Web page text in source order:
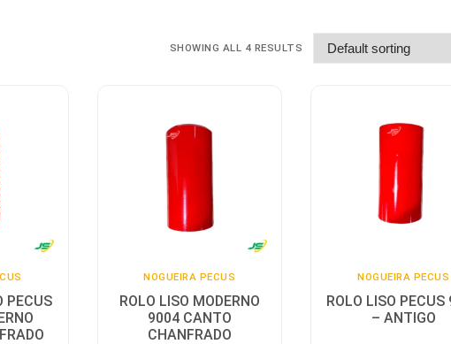
SHOWING ALL 4 RESULTS
PECUS
NOGUEIRA PECUS
ROLO LISO MODERNO
9004 CANTO
CHANFRADO
NOGUEIRA PECUS
ROLO LISO PECUS
– ANTIGO